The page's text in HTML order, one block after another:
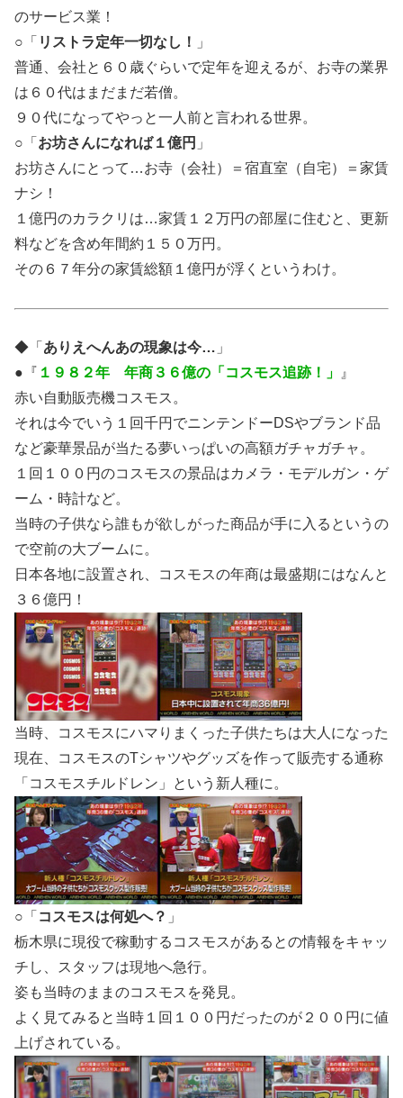
のサービス業！
○「 リストラ定年一切なし！
」
普通、会社と６０歳ぐらいで定年を迎えるが、お寺の業界
は６０代はまだまだ若僧。
９０代になってやっと一人前と言われる世界。
○「 お坊さんになれば１億円 」
お坊さんにとって…お寺（会社）＝宿直室（自宅）＝家賃
ナシ！
１億円のカラクリは…家賃１２万円の部屋に住むと、更新
料などを含め年間約１５０万円。
その６７年分の家賃総額１億円が浮くというわけ。
◆「 ありえへんあの現象は今… 」
●『 １９８２年 年商３６億の「コスモス追跡！」
』
赤い自動販売機コスモス。
それは今でいう１回千円でニンテンドーDSやブランド品
など豪華景品が当たる夢いっぱいの高額ガチャガチャ。
１回１００円のコスモスの景品はカメラ・モデルガン・ゲ
ーム・時計など。
当時の子供なら誰もが欲しがった商品が手に入るというの
で空前の大ブームに。
日本各地に設置され、コスモスの年商は最盛期にはなんと
３６億円！
当時、コスモスにハマりまくった子供たちは大人になった
現在、コスモスのTシャツやグッズを作って販売する通称
「コスモスチルドレン」という新人種に。
○「 コスモスは何処へ？ 」
栃木県に現役で稼動するコスモスがあるとの情報をキャッ
チし、スタッフは現地へ急行。
姿も当時のままのコスモスを発見。
よく見てみると当時１回１００円だったのが２００円に値
上げされている。